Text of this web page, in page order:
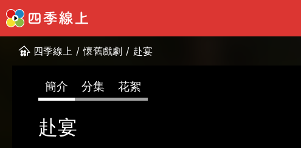
四季線上 / 懷舊戲劇 / 赴宴
簡介 分集 花絮
赴宴